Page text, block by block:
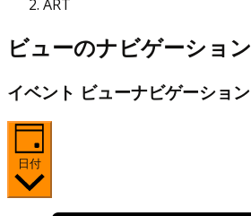
ART
イ
ン
ト
for
2026
ビューのナビゲーション
イベント ビューナビゲーション
日付